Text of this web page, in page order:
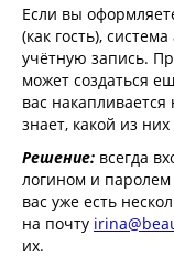
Если вы
(как гость),
учётную запись.
может создаться
вас
знает, какой из них
Решение: всегда
логином и
вас уже есть
на почту
их.